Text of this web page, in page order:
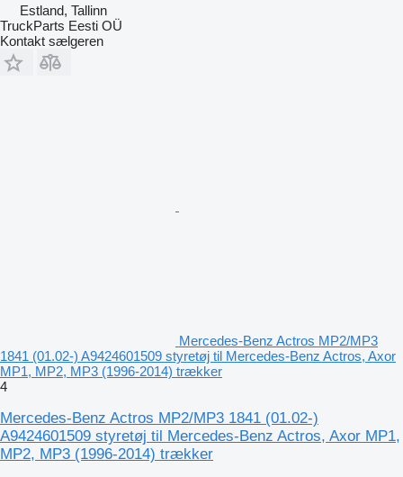
Estland, Tallinn
TruckParts Eesti OÜ
Kontakt sælgeren
Mercedes-Benz Actros MP2/MP3
1841 (01.02-) A9424601509 styretøj til Mercedes-Benz Actros, Axor
MP1, MP2, MP3 (1996-2014) trækker
4
Mercedes-Benz Actros MP2/MP3 1841 (01.02-)
A9424601509 styretøj til Mercedes-Benz Actros, Axor MP1,
MP2, MP3 (1996-2014) trækker